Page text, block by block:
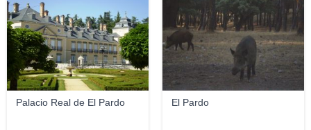
Palacio Real de El Pardo El Pardo